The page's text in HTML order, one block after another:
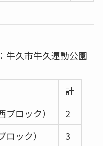
久市牛久運動公園
計
ロック）
2
ック）
3